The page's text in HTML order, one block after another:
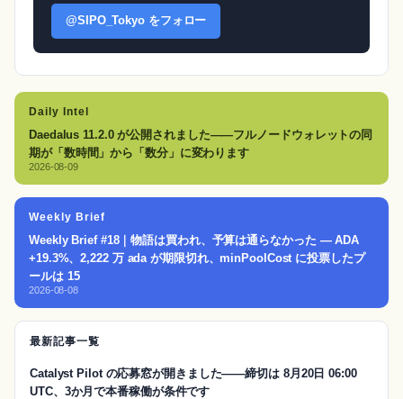
@SIPO_Tokyo をフォロー
Daily Intel
Daedalus 11.2.0 が公開されました——フルノードウォレットの同
期が「数時間」から「数分」に変わります
2026-08-09
Weekly Brief
Weekly Brief #18｜物語は買われ、予算は通らなかった — ADA
+19.3%、2,222 万 ada が期限切れ、minPoolCost に投票したプ
ールは 15
2026-08-08
最新記事一覧
Catalyst Pilot の応募窓が開きました——締切は 8月20日 06:00
UTC、3か月で本番稼働が条件です